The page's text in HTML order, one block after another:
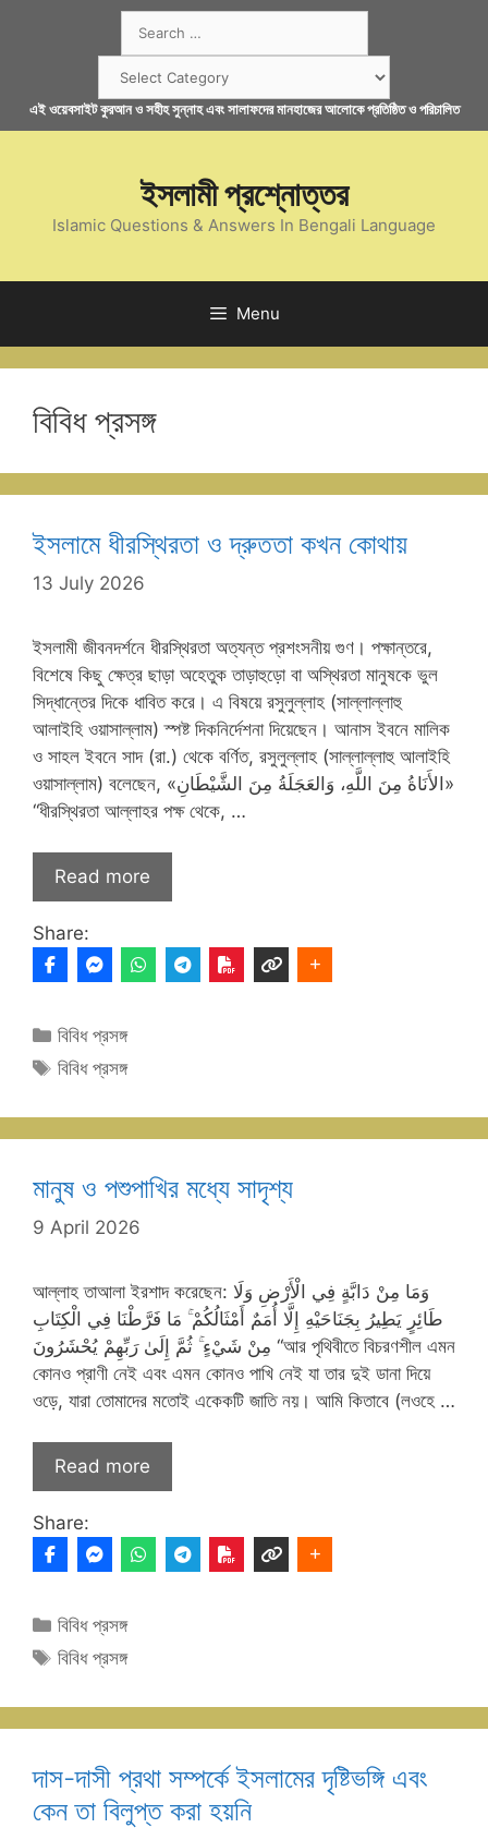
for:
এই ওয়েবসাইট কুরআন ও সহীহ সুন্নাহ এবং সালাফদের মানহাজের আলোকে প্রতিষ্ঠিত ও পরিচালিত
ইসলামী প্রশ্নোত্তর
Islamic Questions & Answers In Bengali Language
Menu
বিবিধ প্রসঙ্গ
ইসলামে ধীরস্থিরতা ও দ্রুততা কখন কোথায়
13 July 2026
ইসলামী জীবনদর্শনে ধীরস্থিরতা অত্যন্ত প্রশংসনীয় গুণ। পক্ষান্তরে,
বিশেষে কিছু ক্ষেত্র ছাড়া অহেতুক তাড়াহুড়ো বা অস্থিরতা মানুষকে ভুল
সিদ্ধান্তের দিকে ধাবিত করে। এ বিষয়ে রসুলুল্লাহ (সাল্লাল্লাহু
আলাইহি ওয়াসাল্লাম) স্পষ্ট দিকনির্দেশনা দিয়েছেন। আনাস ইবনে মালিক
ও সাহল ইবনে সাদ (রা.) থেকে বর্ণিত, রসুলুল্লাহ (সাল্লাল্লাহু আলাইহি
ওয়াসাল্লাম) বলেছেন, «الأَنَاةُ مِنَ اللَّهِ، وَالعَجَلَةُ مِنَ الشَّيْطَانِ»
“ধীরস্থিরতা আল্লাহর পক্ষ থেকে, …
Read more
Share:
Categories
বিবিধ প্রসঙ্গ
Tags
বিবিধ প্রসঙ্গ
মানুষ ও পশুপাখির মধ্যে সাদৃশ্য
9 April 2026
আল্লাহ তাআলা ইরশাদ করেছেন: وَمَا مِنْ دَابَّةٍ فِي الْأَرْضِ وَلَا
طَائِرٍ يَطِيرُ بِجَنَاحَيْهِ إِلَّا أُمَمٌ أَمْثَالُكُمْ ۚ مَا فَرَّطْنَا فِي الْكِتَابِ
مِنْ شَيْءٍ ۚ ثُمَّ إِلَىٰ رَبِّهِمْ يُحْشَرُونَ “আর পৃথিবীতে বিচরণশীল এমন
কোনও প্রাণী নেই এবং এমন কোনও পাখি নেই যা তার দুই ডানা দিয়ে
ওড়ে, যারা তোমাদের মতোই একেকটি জাতি নয়। আমি কিতাবে (লওহে …
Read more
Share:
Categories
বিবিধ প্রসঙ্গ
Tags
বিবিধ প্রসঙ্গ
দাস-দাসী প্রথা সম্পর্কে ইসলামের দৃষ্টিভঙ্গি এবং
কেন তা বিলুপ্ত করা হয়নি